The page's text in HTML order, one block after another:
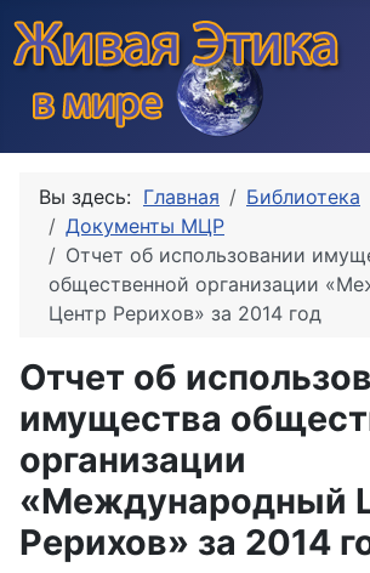
Вы здесь: Главная
Библиотека
Документы МЦР
Отчет об использовании
общественной организации
Центр Рерихов» за 2014 год
Отчет об
имущества
организации
«Международный
Рерихов» за 2014